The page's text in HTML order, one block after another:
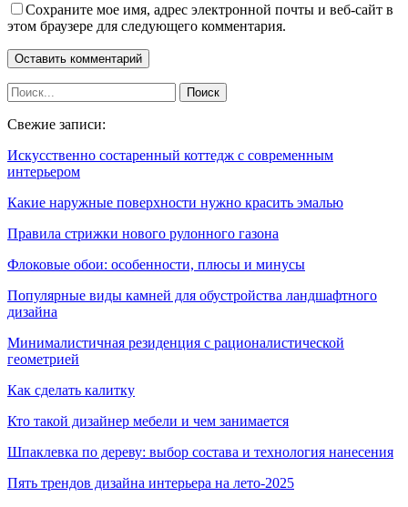
Сохраните мое имя, адрес электронной почты и веб-сайт в
этом браузере для следующего комментария.
Свежие записи:
Искусственно состаренный коттедж с современным
интерьером
Какие наружные поверхности нужно красить эмалью
Правила стрижки нового рулонного газона
Флоковые обои: особенности, плюсы и минусы
Популярные виды камней для обустройства ландшафтного
дизайна
Минималистичная резиденция с рационалистической
геометрией
Как сделать калитку
Кто такой дизайнер мебели и чем занимается
Шпаклевка по дереву: выбор состава и технология нанесения
Пять трендов дизайна интерьера на лето-2025